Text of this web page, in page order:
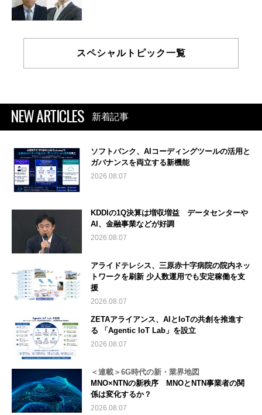
スペシャルトピック一覧
NEW ARTICLES 新着記事
ソフトバンク、AIコーディングツールの活用と
ガバナンスを両立する新機能
2026.08.07
KDDIの1Q決算は増収増益 データセンターや
AI、金融事業などが好調
2026.08.07
アライドテレシス、三原赤十字病院の院内ネッ
トワークを刷新 少人数運用でも安定稼働を支
援
2026.08.07
ZETAアライアンス、AIとIoTの共創を推進す
る 「Agentic IoT Lab」を設立
2026.08.07
＜連載＞6G時代の新・業界地図
MNO×NTNの新秩序 MNOとNTN事業者の関
係は変化するか？
2026.08.07